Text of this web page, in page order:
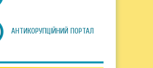
АНТИКОРУПЦІЙНИЙ ПОРТАЛ